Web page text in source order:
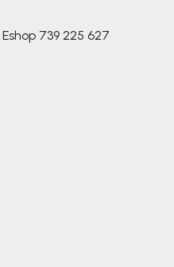
Eshop 739 225 627